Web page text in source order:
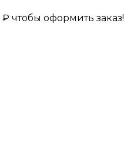
₽ чтобы оформить заказ!